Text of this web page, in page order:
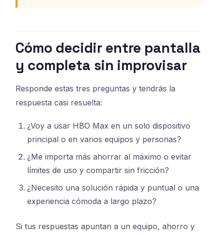
Cómo decidir entre pantalla
y completa sin improvisar
Responde estas tres preguntas y tendrás la
respuesta casi resuelta:
¿Voy a usar HBO Max en un solo dispositivo
principal o en varios equipos y personas?
¿Me importa más ahorrar al máximo o evitar
límites de uso y compartir sin fricción?
¿Necesito una solución rápida y puntual o una
experiencia cómoda a largo plazo?
Si tus respuestas apuntan a un equipo, ahorro y